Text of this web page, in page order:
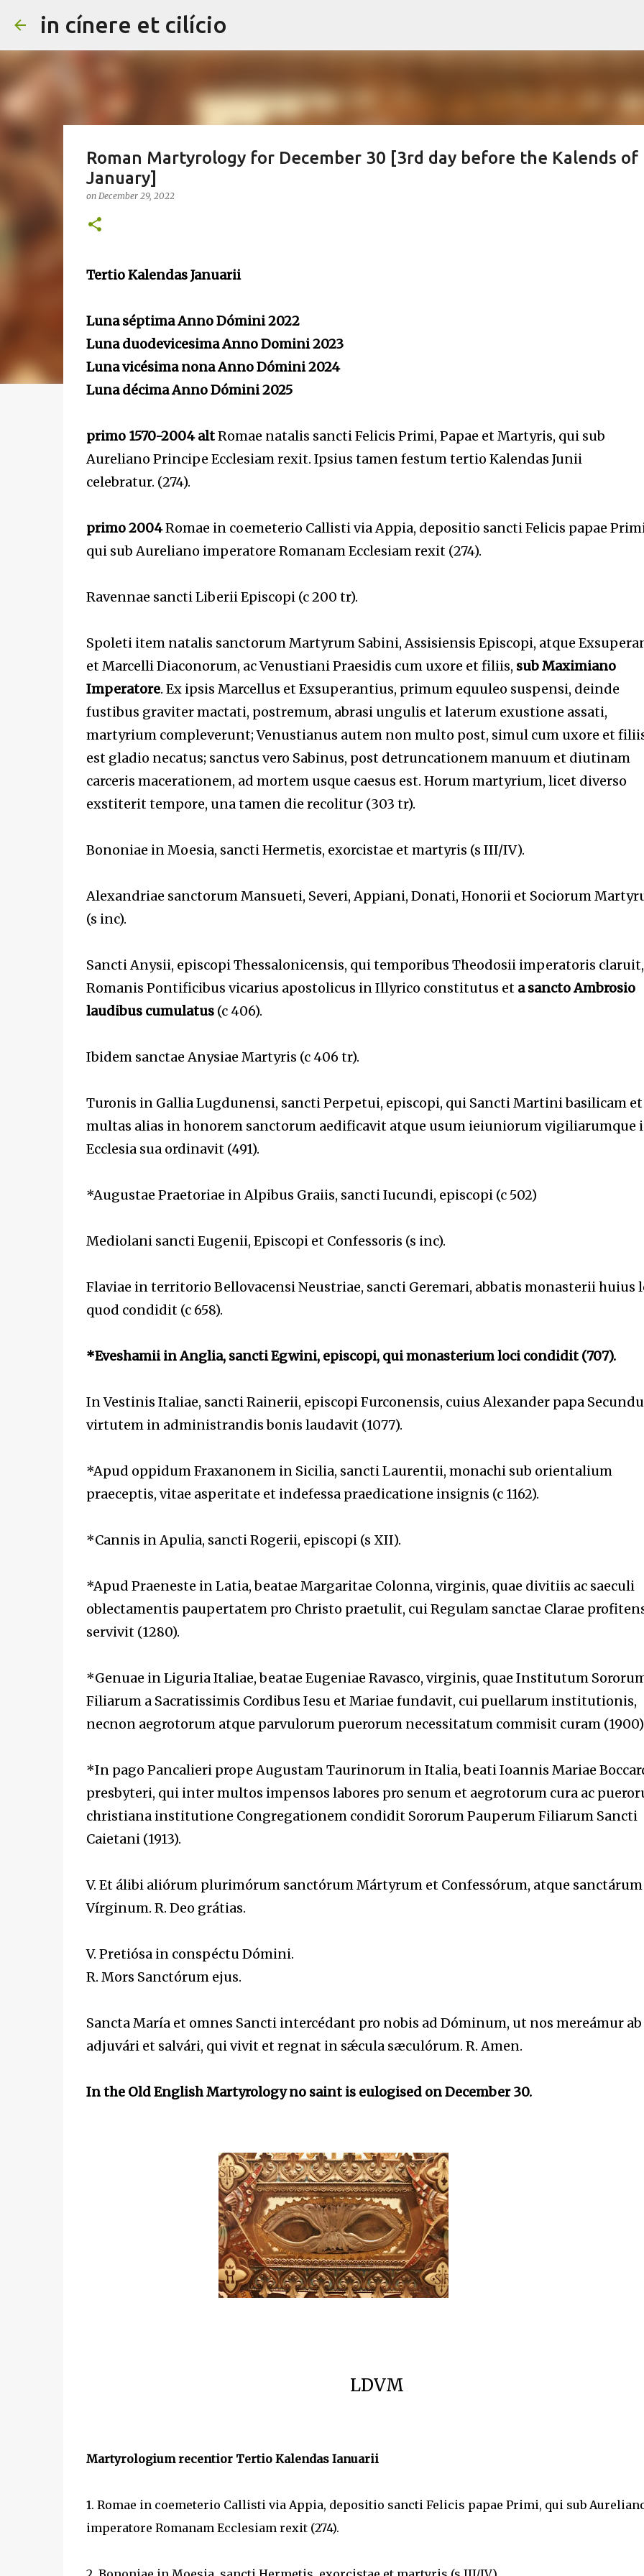
in cínere et cilício
Roman Martyrology for December 30 [3rd day before the Kalends of
January]
on December 29, 2022
Tertio Kalendas Januarii
Luna séptima Anno Dómini 2022
Luna duodevicesima Anno Domini 2023
Luna vicésima nona Anno Dómini 2024
Luna décima Anno Dómini 2025
primo 1570-2004 altRomae natalis sancti Felicis Primi, Papae et Martyris, qui sub
Aureliano Principe Ecclesiam rexit. Ipsius tamen festum tertio Kalendas Junii
celebratur. (274).
primo 2004Romae in coemeterio Callisti via Appia, depositio sancti Felicis papae
qui sub Aureliano imperatore Romanam Ecclesiamrexit (274).
Ravennae sancti Liberii Episcopi (c 200 tr).
Spoleti item natalis sanctorum Martyrum Sabini, Assisiensis Episcopi, atque
et Marcelli Diaconorum, ac Venustiani Praesidis cum uxore et filiis, sub Maximiano
Imperatore. Ex ipsis Marcellus et Exsuperantius, primum equuleo suspensi, deinde
fustibus graviter mactati, postremum, abrasi ungulis et laterum exustione assati,
martyrium compleverunt; Venustianus autem non multo post, simul cum uxore et
est gladio necatus; sanctus vero Sabinus, post detruncationem manuum et diutinam
carceris macerationem, ad mortem usque caesus est. Horum martyrium, licet diverso
exstiterit tempore, una tamen die recolitur (303 tr).
Bononiae in Moesia, sancti Hermetis, exorcistae et martyris (s III/IV).
Alexandriae sanctorum Mansueti, Severi, Appiani, Donati, Honorii et Sociorum
(s inc).
Sancti Anysii, episcopi Thessalonicensis, qui temporibus Theodosii imperatoris
Romanis Pontificibus vicarius apostolicus in Illyrico constitutus et a sancto Ambrosio
laudibus cumulatus(c 406).
Ibidem sanctae Anysiae Martyris (c 406 tr).
Turonis in Gallia Lugdunensi, sancti Perpetui, episcopi, qui Sancti Martini basilicam et
multas alias in honorem sanctorum aedificavit atque usum ieiuniorum vigiliarumque
Ecclesia sua ordinavit (491).
*Augustae Praetoriae in Alpibus Graiis, sancti Iucundi, episcopi (c 502)
Mediolani sancti Eugenii, Episcopi et Confessoris (s inc).
Flaviae in territorio Bellovacensi Neustriae, sancti Geremari, abbatis monasterii huius
quod condidit (c 658).
*Eveshamii in Anglia, sancti Egwini, episcopi, qui monasterium loci condidit (707).
In Vestinis Italiae, sancti Rainerii, episcopi Furconensis, cuius Alexander papa
virtutem in administrandis bonis laudavit (1077).
*Apud oppidum Fraxanonem in Sicilia, sancti Laurentii, monachi sub orientalium
praeceptis, vitae asperitate et indefessa praedicatione insignis (c 1162).
*Cannis in Apulia, sancti Rogerii, episcopi (s XII).
*Apud Praeneste in Latia, beatae Margaritae Colonna, virginis, quae divitiis ac saeculi
oblectamentis paupertatem pro Christo praetulit, cui Regulam sanctae Clarae
servivit (1280).
*Genuae in Liguria Italiae, beatae Eugeniae Ravasco, virginis, quae Institutum
Filiarum a Sacratissimis Cordibus Iesu et Mariae fundavit, cui puellarum institutionis,
necnon aegrotorum atque parvulorum puerorum necessitatum commisit curam
*In pago Pancalieri prope Augustam Taurinorum in Italia, beati Ioannis Mariae
presbyteri, qui inter multos impensos labores pro senum et aegrotorum cura ac
christiana institutione Congregationem condidit Sororum Pauperum Filiarum Sancti
Caietani (1913).
V. Et álibi aliórum plurimórum sanctórum Mártyrum et Confessórum, atque sanctárum
Vírginum. R. Deo grátias.
V. Pretiósa in conspéctu Dómini.
R. Mors Sanctórum ejus.
Sancta María et omnes Sancti intercédant pro nobis ad Dóminum, ut nos mereámur ab
adjuvári et salvári, qui vivit et regnat in sǽcula sæculórum. R. Amen.
In the Old English Martyrology no saint is eulogised on December 30.
LDVM
Martyrologium recentior Tertio Kalendas Ianuarii
1. Romae in coemeterio Callisti via Appia, depositio sancti Felicis papae Primi, qui sub
imperatore Romanam Ecclesiam rexit (274).